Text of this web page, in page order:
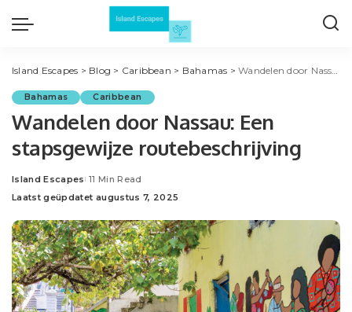
Island Escapes > Blog > Caribbean > Bahamas >Wandelen door Nassau: Een stapsgewijze routebeschrijving
Bahamas Caribbean
Wandelen door Nassau: Een
stapsgewijze routebeschrijving
Posted
by
Island Escapes 11 Min Read
Laatst geüpdatet augustus 7, 2025